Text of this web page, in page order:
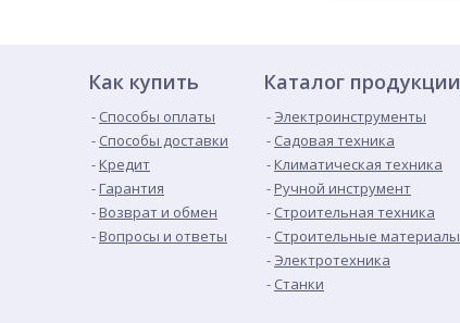
Как купить
Способы оплаты
Способы доставки
Кредит
Гарантия
Возврат и обмен
Вопросы и ответы
Каталог продукции
Электроинструменты
Садовая техника
Климатическая техника
Ручной инструмент
Строительная техника
Строительные материалы
Электротехника
Станки